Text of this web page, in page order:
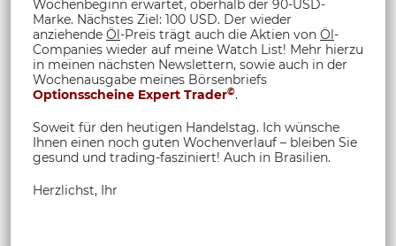
Wochenbeginn erwartet, oberhalb der 90-USD-
Marke. Nächstes Ziel: 100 USD. Der wieder
anziehende Öl-Preis trägt auch die Aktien von Öl-
Companies wieder auf meine Watch List! Mehr hierzu
in meinen nächsten Newslettern, sowie auch in der
Wochenausgabe meines Börsenbriefs
Optionsscheine Expert Trader©.
Soweit für den heutigen Handelstag. Ich wünsche
Ihnen einen noch guten Wochenverlauf – bleiben Sie
gesund und trading-fasziniert! Auch in Brasilien.
Herzlichst, Ihr